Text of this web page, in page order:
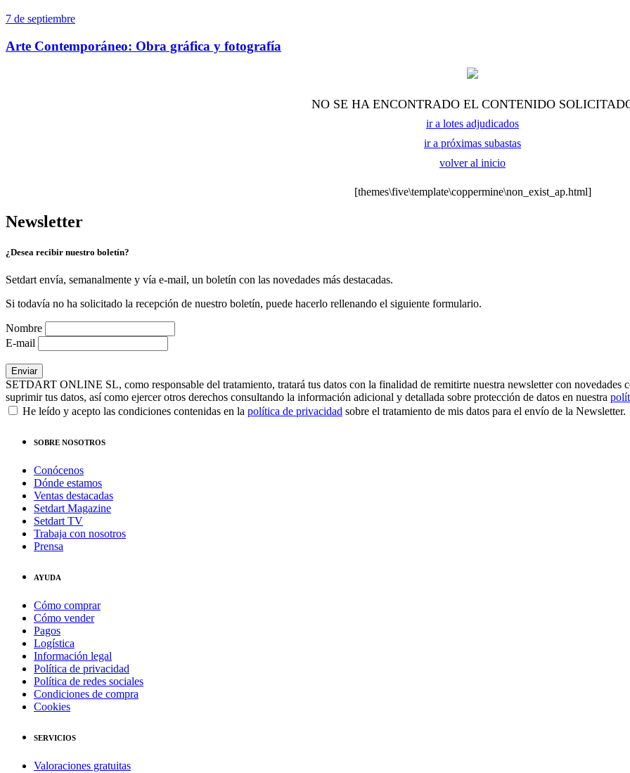
7 de septiembre
Arte Contemporáneo: Obra gráfica y fotografía
NO SE HA ENCONTRADO EL CONTENIDO
ir a lotes adjudicados
ir a próximas subastas
volver al inicio
[themes\five\template\coppermine\non_exist_ap.html]
Newsletter
¿Desea recibir nuestro boletín?
Setdart envía, semanalmente y vía e-mail, un boletín con las novedades más destacadas.
Si todavía no ha solicitado la recepción de nuestro boletín, puede hacerlo rellenando el siguiente formulario.
Nombre
E-mail
SETDART ONLINE SL, como responsable del tratamiento, tratará tus datos con la finalidad de remitirte nuestra newsletter con novedades
suprimir tus datos, así como ejercer otros derechos consultando la información adicional y detallada sobre protección de datos en nuestra
He leído y acepto las condiciones contenidas en la política de privacidad sobre el tratamiento de mis datos para el envío de la Newsletter.
SOBRE NOSOTROS
Conócenos
Dónde estamos
Ventas destacadas
Setdart Magazine
Setdart TV
Trabaja con nosotros
Prensa
AYUDA
Cómo comprar
Cómo vender
Pagos
Logística
Información legal
Política de privacidad
Política de redes sociales
Condiciones de compra
Cookies
SERVICIOS
Valoraciones gratuitas